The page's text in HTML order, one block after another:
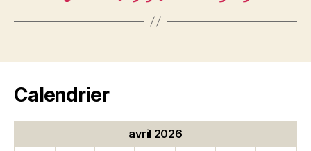
Calendrier
avril 2026